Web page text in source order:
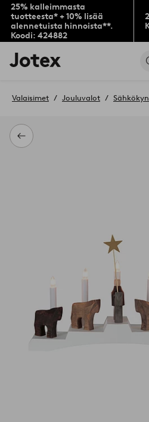
25% kalleimmasta
tuotteesta* + 10% lisää
alennetuista hinnoista**.
Koodi: 424882
Jotex-
logo
aloitussivulle
Takaisin
Valaisimet Jouluvalot